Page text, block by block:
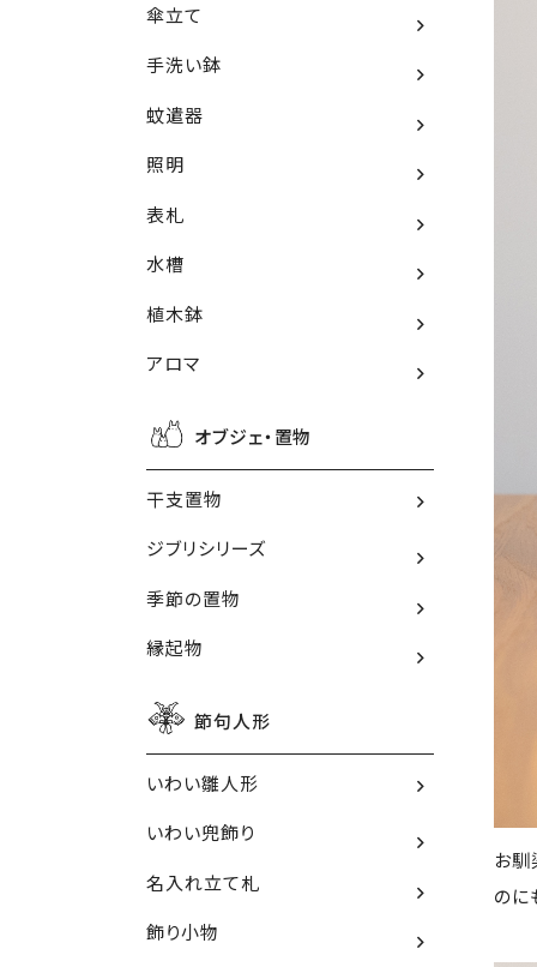
傘立て
手洗い鉢
蚊遣器
照明
表札
水槽
植木鉢
アロマ
オブジェ・置物
干支置物
ジブリシリーズ
季節の置物
縁起物
節句人形
いわい雛人形
いわい兜飾り
名入れ立て札
飾り小物
お馴
のに